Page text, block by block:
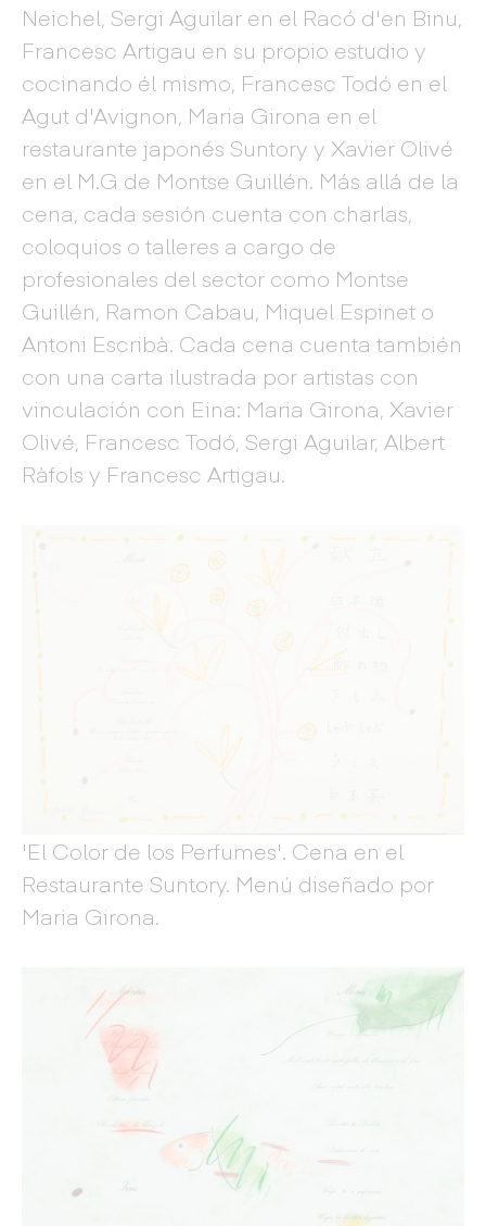
Neichel, Sergi Aguilar en el Racó d'en Binu,
Francesc Artigau en su propio estudio y
cocinando él mismo, Francesc Todó en el
Agut d'Avignon, Maria Girona en el
restaurante japonés Suntory y Xavier Olivé
en el M.G de Montse Guillén. Más allá de la
cena, cada sesión cuenta con charlas,
coloquios o talleres a cargo de
profesionales del sector como Montse
Guillén, Ramon Cabau, Miquel Espinet o
Antoni Escribà. Cada cena cuenta también
con una carta ilustrada por artistas con
vinculación con Eina: Maria Girona, Xavier
Olivé, Francesc Todó, Sergi Aguilar, Albert
Ràfols y Francesc Artigau.
'El Color de los Perfumes'. Cena en el
Restaurante Suntory. Menú diseñado por
Maria Girona.